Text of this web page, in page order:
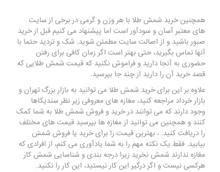
همچنین خرید شمش طلا با هر وزن و گرمی در برخی از سایت
های معتبر آسان و سودآور است اما پیشنهاد می کنیم قبل از خرید
صبور باشید و از اصالت سایت مطمئن شوید. شک و تردید حتما با
آنها تماس بگیرید، حتی بهتر است اگر زمان کافی برای رفتن
حضوری به آنجا دارید و فراموش نکنید که قیمت شمش طلایی که
قصد خرید آن را دارید از چند جا بپرسید.
علاوه بر این برای خرید شمش طلا می توانید به بازار بزرگ تهران و
بازار خرداد مراجعه کنید، مغازه های معروفی زیر نظر سندیکاها
وجود دارند که می توانند در خرید و فروش شمش طلا به شما کمک
کنند و همچنین می توانید از مغازه ها بپرسید قیمت های مختلف
را دریافت کنید. ، بهترین قیمت را برای خرید یا فروش شمش
بیابید. فقط یک نکته مهم را به شما یادآوری می کنم، از افرادی که
مغازه ندارند شمش نخرید زیرا درجه بندی و شناسایی شمش کار
هرکسی نیست و اگر درگیر این کار نیستید، این کار را نکنید.